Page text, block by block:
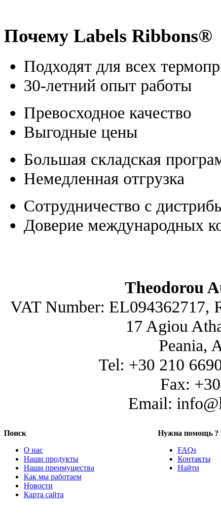
Почему Labels Ribbons®
Подходят для всех
30-летний опыт работы
Превосходное качество
Выгодные цены
Большая складская
Немедленная отгрузка
Сотрудничество с
Доверие международных
Theodorou
VAT Number: EL094362717,
17 Agiou
Peania,
Tel: +30 210
Fax:
Email:
Поиск
О нас
Наши продукты
Наши преимущества
Как мы работаем
Новости
Карта сайта
Нужна помощь ?
FAQs
Контакты
Найти